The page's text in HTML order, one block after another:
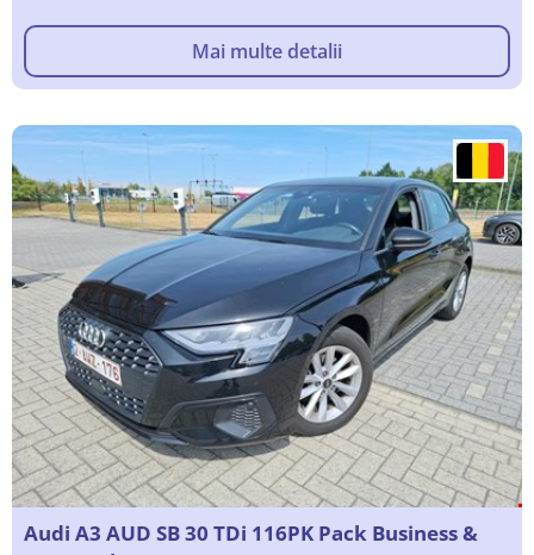
Mai multe detalii
Audi A3 AUD SB 30 TDi 116PK Pack Business &